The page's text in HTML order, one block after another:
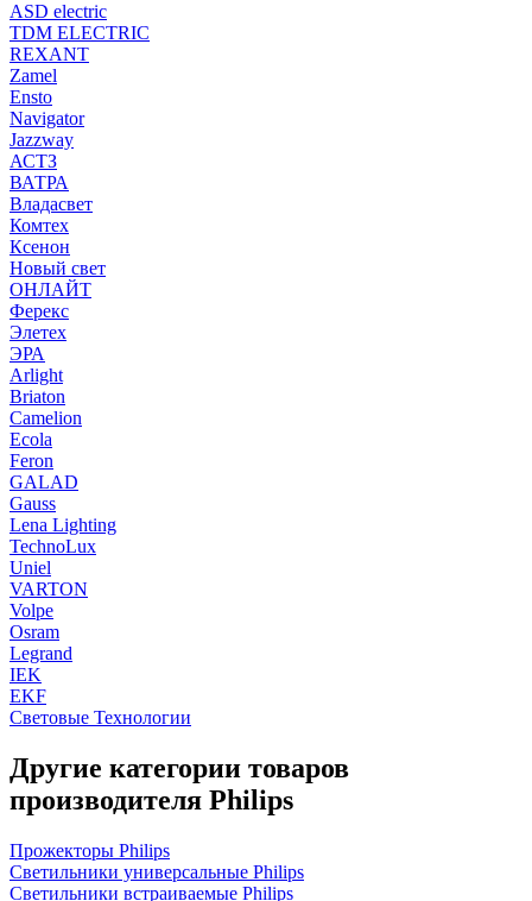
ASD electric
TDM ELECTRIC
REXANT
Zamel
Ensto
Navigator
Jazzway
АСТЗ
ВАТРА
Владасвет
Комтех
Ксенон
Новый свет
ОНЛАЙТ
Ферекс
Элетех
ЭРА
Arlight
Briaton
Camelion
Ecola
Feron
GALAD
Gauss
Lena Lighting
TechnoLux
Uniel
VARTON
Volpe
Osram
Legrand
IEK
EKF
Световые Технологии
Другие категории товаров
производителя Philips
Прожекторы Philips
Светильники универсальные Philips
Светильники встраиваемые Philips